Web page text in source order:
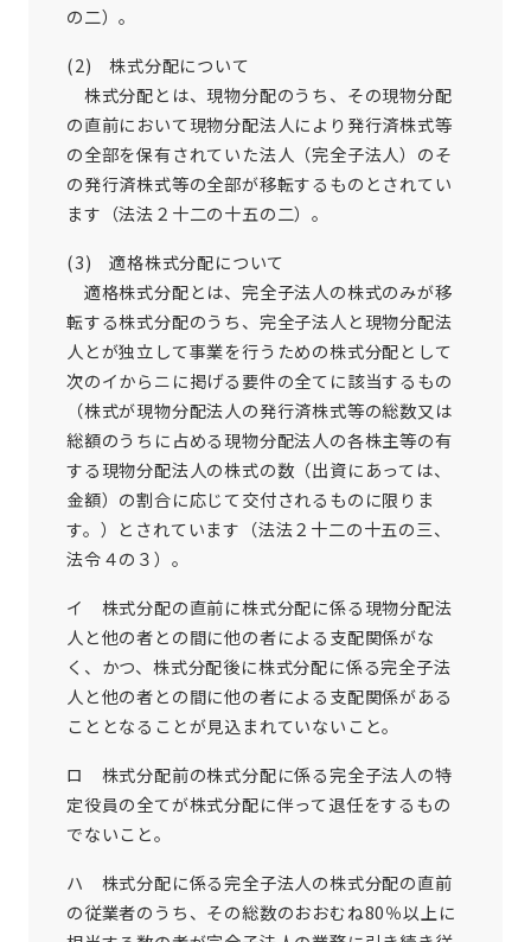
の二）。
(2) 株式分配について
株式分配とは、現物分配のうち、その現物分配
の直前において現物分配法人により発行済株式等
の全部を保有されていた法人（完全子法人）のそ
の発行済株式等の全部が移転するものとされてい
ます（法法２十二の十五の二）。
(3) 適格株式分配について
適格株式分配とは、完全子法人の株式のみが移
転する株式分配のうち、完全子法人と現物分配法
人とが独立して事業を行うための株式分配として
次のイからニに掲げる要件の全てに該当するもの
（株式が現物分配法人の発行済株式等の総数又は
総額のうちに占める現物分配法人の各株主等の有
する現物分配法人の株式の数（出資にあっては、
金額）の割合に応じて交付されるものに限りま
す。）とされています（法法２十二の十五の三、
法令４の３）。
イ 株式分配の直前に株式分配に係る現物分配法
人と他の者との間に他の者による支配関係がな
く、かつ、株式分配後に株式分配に係る完全子法
人と他の者との間に他の者による支配関係がある
こととなることが見込まれていないこと。
ロ 株式分配前の株式分配に係る完全子法人の特
定役員の全てが株式分配に伴って退任をするもの
でないこと。
ハ 株式分配に係る完全子法人の株式分配の直前
の従業者のうち、その総数のおおむね80％以上に